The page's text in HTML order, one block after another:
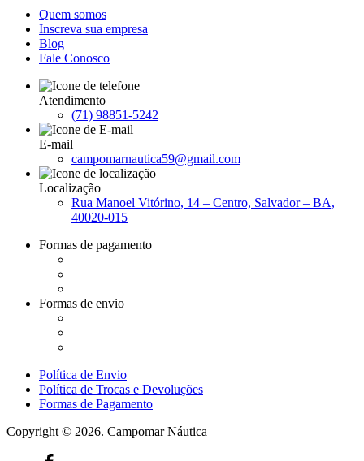
Quem somos
Inscreva sua empresa
Blog
Fale Conosco
Atendimento
(71) 98851-5242
E-mail
campomarnautica59@gmail.com
Localização
Rua Manoel Vitórino, 14 – Centro, Salvador – BA,
40020-015
Formas de pagamento
Formas de envio
Política de Envio
Política de Trocas e Devoluções
Formas de Pagamento
Copyright © 2026. Campomar Náutica